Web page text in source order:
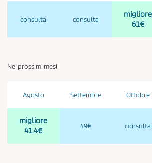
consulta consulta
migliore
61€
Nei prossimi mesi
Agosto
migliore
41.4€
Settembre
49€
Ottobre
consulta